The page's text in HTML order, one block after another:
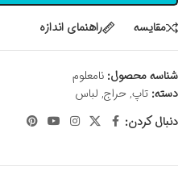
مقايسه راهنمای اندازه
شناسه محصول: نامعلوم
دسته: تاپ,حراج, لباس
دنبال کردن: